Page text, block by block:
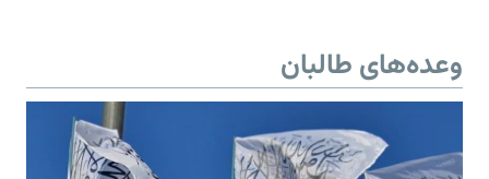
وعده‌های طالبان